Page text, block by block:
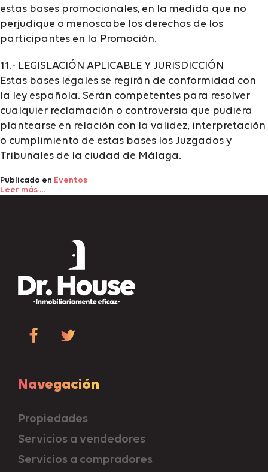
estas bases promocionales, en la medida que no
perjudique o menoscabe los derechos de los
participantes en la Promoción.
11.- LEGISLACIÓN APLICABLE Y JURISDICCIÓN
Estas bases legales se regirán de conformidad con
la ley española. Serán competentes para resolver
cualquier reclamación o controversia que pudiera
plantearse en relación con la validez, interpretación
o cumplimiento de estas bases los Juzgados y
Tribunales de la ciudad de Málaga.
Publicado en Eventos
Leer más ...
Navegación
Propiedades
Servicios a vendedores
Servicios a compradores